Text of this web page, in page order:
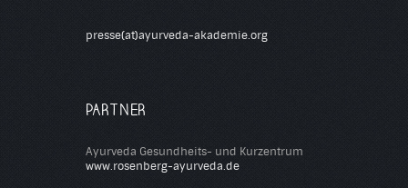
presse(at)ayurveda-akademie.org
PARTNER
Ayurveda Gesundheits- und Kurzentrum
www.rosenberg-ayurveda.de